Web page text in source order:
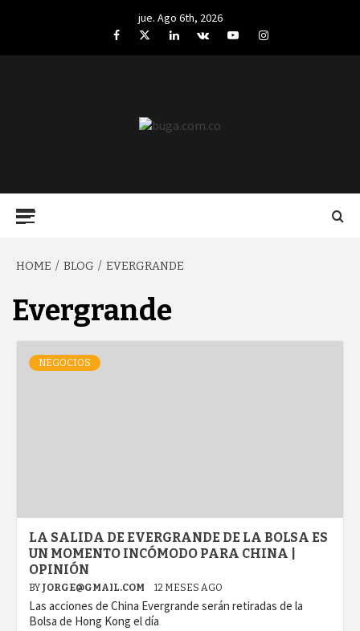
jue. Ago 6th, 2026
FacebookTwitterLinkedIn
VK YouTubeInstagram
HOME BLOG EVERGRANDE
Evergrande
NEGOCIOS
LA SALIDA DE EVERGRANDE DE LA BOLSA ES
UN MOMENTO INCÓMODO PARA CHINA |
OPINIÓN
BY JORGE@GMAIL.COM 12 MESES AGO
Las acciones de China Evergrande serán retiradas de la
Bolsa de Hong Kong el día